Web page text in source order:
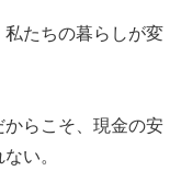
たちの暮らしが変
らこそ、現金の安
い。